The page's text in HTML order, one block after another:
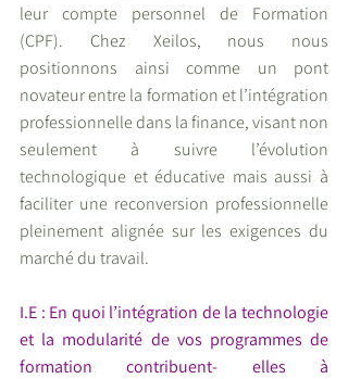
leur compte personnel de Formation
(CPF). Chez Xeilos, nous nous
positionnons ainsi comme un pont
novateur entre la formation et l’intégration
professionnelle dans la finance, visant non
seulement à suivre l’évolution
technologique et éducative mais aussi à
faciliter une reconversion professionnelle
pleinement alignée sur les exigences du
marché du travail.
I.E : En quoi l’intégration de la technologie
et la modularité de vos programmes de
formation contribuent- elles à